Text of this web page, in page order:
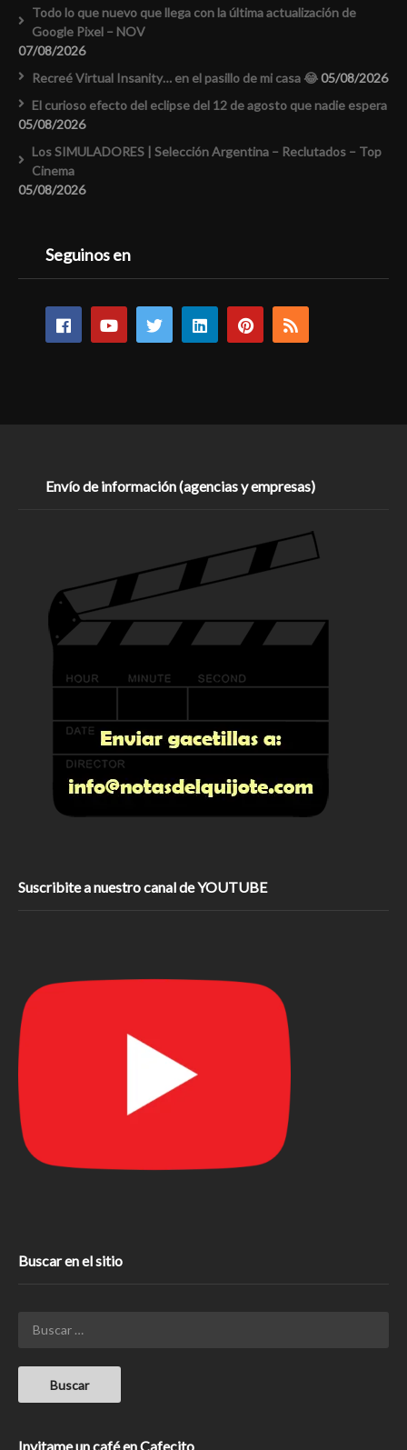
Todo lo que nuevo que llega con la última actualización de
Google Pixel – NOV
07/08/2026
Recreé Virtual Insanity… en el pasillo de mi casa 😂05/08/2026
El curioso efecto del eclipse del 12 de agosto que nadie espera
05/08/2026
Los SIMULADORES | Selección Argentina – Reclutados – Top
Cinema
05/08/2026
Seguinos en
Envío de información (agencias y empresas)
Suscribite a nuestro canal de YOUTUBE
Buscar en el sitio
Invitame un café en Cafecito